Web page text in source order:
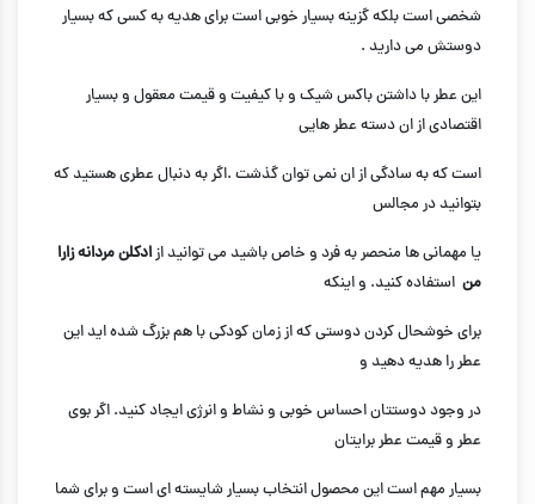
شخصی است بلکه گزینه بسیار خوبی است برای هدیه به کسی که بسیار
دوستش می دارید .
این عطر با داشتن باکس شیک و با کیفیت و قیمت معقول و بسیار
اقتصادی از ان دسته عطر هایی
است که به سادگی از ان نمی توان گذشت .اگر به دنبال عطری هستید که
بتوانید در مجالس
یا مهمانی ها منحصر به فرد و خاص باشید می توانید ازادکلن مردانه زارا
من استفاده کنید. و اینکه
برای خوشحال کردن دوستی که از زمان کودکی با هم بزرگ شده اید این
عطر را هدیه دهید و
در وجود دوستتان احساس خوبی و نشاط و انرژی ایجاد کنید. اگر بوی
عطر و قیمت عطر برایتان
بسیار مهم است این محصول انتخاب بسیار شایسته ای است و برای شما